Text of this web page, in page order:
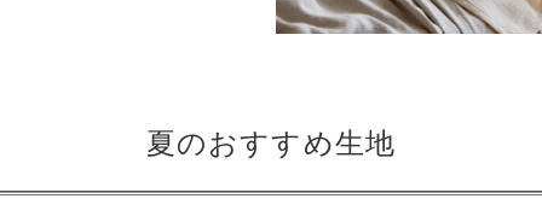
夏のおすすめ生地